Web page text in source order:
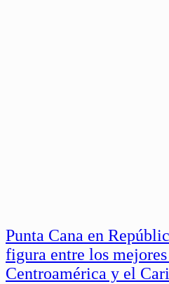
Punta Cana en
figura entre los
Centroamérica y el